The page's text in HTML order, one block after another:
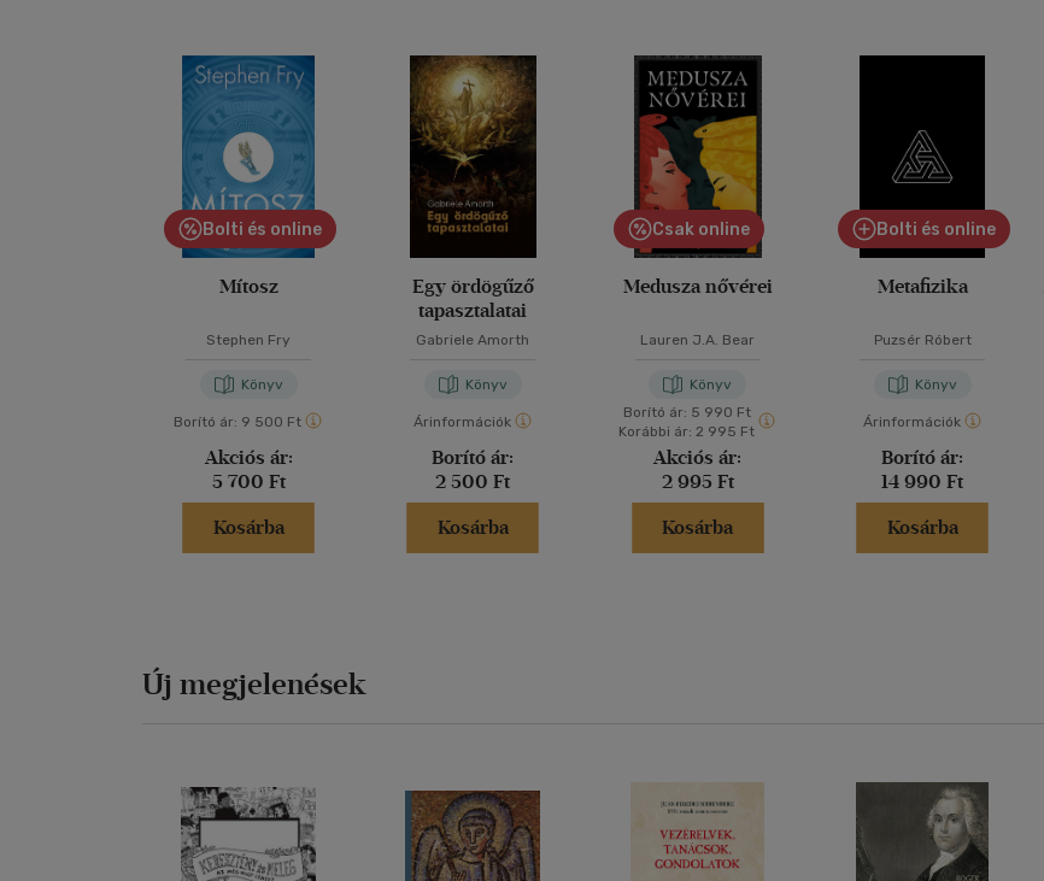
Bolti és online
Mítosz
Stephen Fry
Könyv
Borító ár: 9 500 Ft
Akciós ár:
5 700 Ft
Kosárba
Egy ördögűző
tapasztalatai
Gabriele Amorth
Könyv
Árinformációk
Borító ár:
2 500 Ft
Kosárba
Csak online
Medusza nővérei
Lauren J.A. Bear
Könyv
Borító ár: 5 990 Ft
Korábbi ár: 2 995 Ft
Akciós ár:
2 995 Ft
Kosárba
Bolti és online
Metafizika
Puzsér Róbert
Könyv
Árinformációk
Borító ár:
14 990 Ft
Kosárba
Új megjelenések